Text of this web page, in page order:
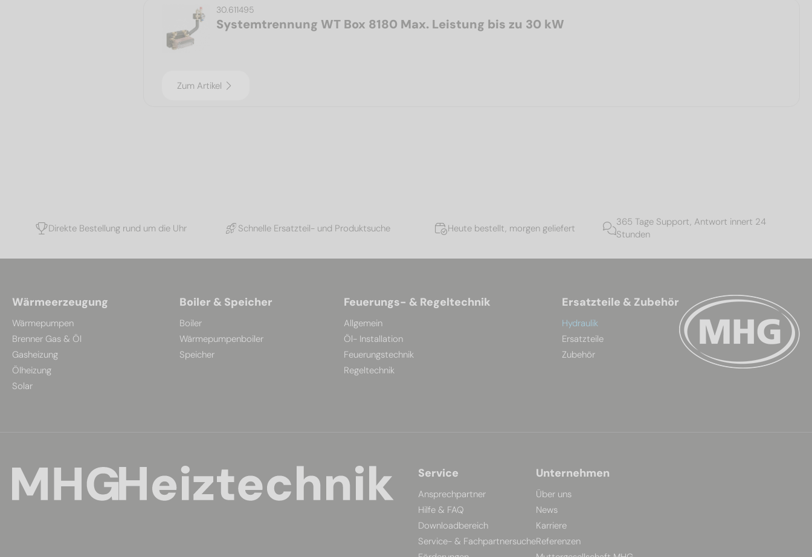
30.611495
Systemtrennung WT Box 8180 Max. Leistung bis zu 30 kW
Zum Artikel
Direkte Bestellung rund um die Uhr Schnelle Ersatzteil- und Produktsuche Heute bestellt, morgen geliefert
365 Tage Support, Antwort innert 24
Stunden
Wärmeerzeugung
Wärmepumpen
Brenner Gas & Öl
Gasheizung
Ölheizung
Solar
Boiler & Speicher
Boiler
Wärmepumpenboiler
Speicher
Feuerungs- & Regeltechnik
Allgemein
Öl- Installation
Feuerungstechnik
Regeltechnik
Ersatzteile & Zubehör
Hydraulik
Ersatzteile
Zubehör
Service
Ansprechpartner
Hilfe & FAQ
Downloadbereich
Service- & Fachpartnersuche
Unternehmen
Über uns
News
Karriere
Referenzen